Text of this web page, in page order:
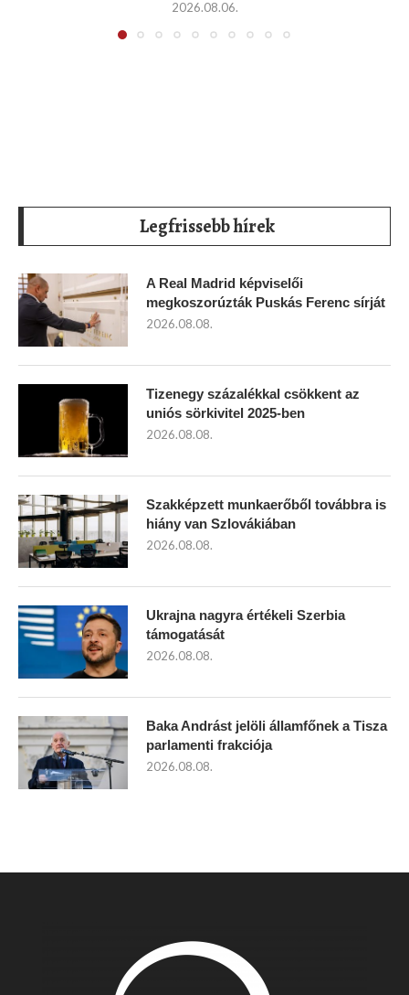
2026.08.06.
Legfrissebb hírek
A Real Madrid képviselői
megkoszorúzták Puskás Ferenc sírját
2026.08.08.
Tizenegy százalékkal csökkent az
uniós sörkivitel 2025-ben
2026.08.08.
Szakképzett munkaerőből továbbra is
hiány van Szlovákiában
2026.08.08.
Ukrajna nagyra értékeli Szerbia
támogatását
2026.08.08.
Baka Andrást jelöli államfőnek a Tisza
parlamenti frakciója
2026.08.08.